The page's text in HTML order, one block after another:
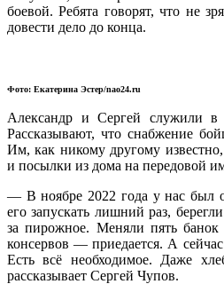
боевой. Ребята говорят, что не
довести дело до конца.
Фото: Екатерина Эстер/nao24.ru
Александр и Сергей служили в
Рассказывают, что снабжение
Им, как никому другому
и посылки из дома на передовой
— В ноябре 2022 года у нас был
его запускать лишний раз,
за пирожное. Меняли пять
консервов — приедается. А
Есть всё необходимое. Даже
рассказывает Сергей Чупов.